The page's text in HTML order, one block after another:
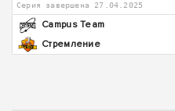
Серия завершена 27.04.2025
Campus Team
Стремление